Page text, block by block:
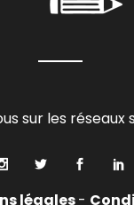
sur les réseaux
légales-